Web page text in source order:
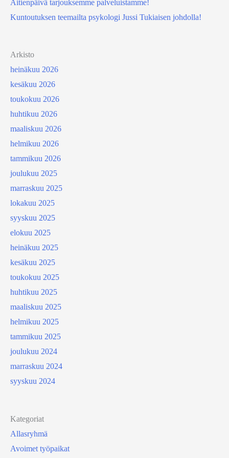
Äitienpäivä tarjouksemme palveluistamme!
Kuntoutuksen teemailta psykologi Jussi Tukiaisen johdolla!
Arkisto
heinäkuu 2026
kesäkuu 2026
toukokuu 2026
huhtikuu 2026
maaliskuu 2026
helmikuu 2026
tammikuu 2026
joulukuu 2025
marraskuu 2025
lokakuu 2025
syyskuu 2025
elokuu 2025
heinäkuu 2025
kesäkuu 2025
toukokuu 2025
huhtikuu 2025
maaliskuu 2025
helmikuu 2025
tammikuu 2025
joulukuu 2024
marraskuu 2024
syyskuu 2024
Kategoriat
Allasryhmä
Avoimet työpaikat